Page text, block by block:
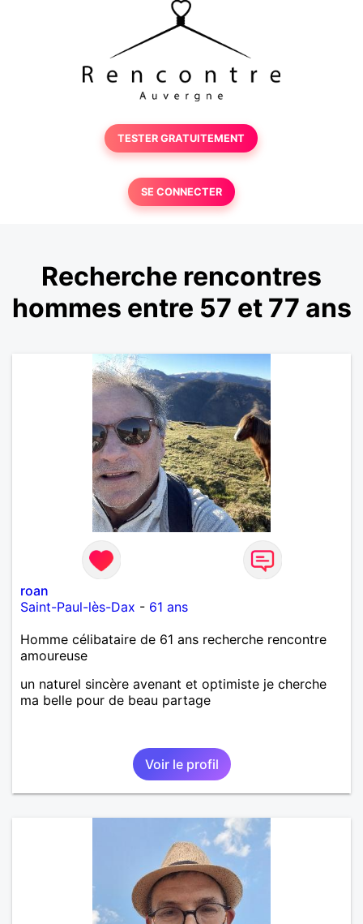
TESTER GRATUITEMENT
SE CONNECTER
Recherche rencontres
hommes entre 57 et 77 ans
roan
Saint-Paul-lès-Dax - 61 ans
Homme célibataire de 61 ans recherche rencontre
amoureuse
un naturel sincère avenant et optimiste je cherche
ma belle pour de beau partage
Voir le profil